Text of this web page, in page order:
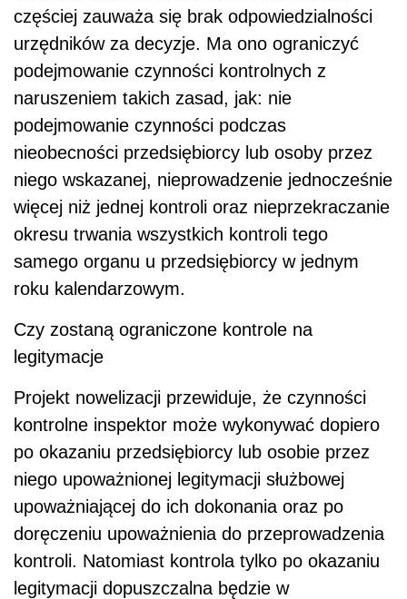
częściej zauważa się brak odpowiedzialności
urzędników za decyzje. Ma ono ograniczyć
podejmowanie czynności kontrolnych z
naruszeniem takich zasad, jak: nie
podejmowanie czynności podczas
nieobecności przedsiębiorcy lub osoby przez
niego wskazanej, nieprowadzenie jednocześnie
więcej niż jednej kontroli oraz nieprzekraczanie
okresu trwania wszystkich kontroli tego
samego organu u przedsiębiorcy w jednym
roku kalendarzowym.
Czy zostaną ograniczone kontrole na
legitymacje
Projekt nowelizacji przewiduje, że czynności
kontrolne inspektor może wykonywać dopiero
po okazaniu przedsiębiorcy lub osobie przez
niego upoważnionej legitymacji służbowej
upoważniającej do ich dokonania oraz po
doręczeniu upoważnienia do przeprowadzenia
kontroli. Natomiast kontrola tylko po okazaniu
legitymacji dopuszczalna będzie w